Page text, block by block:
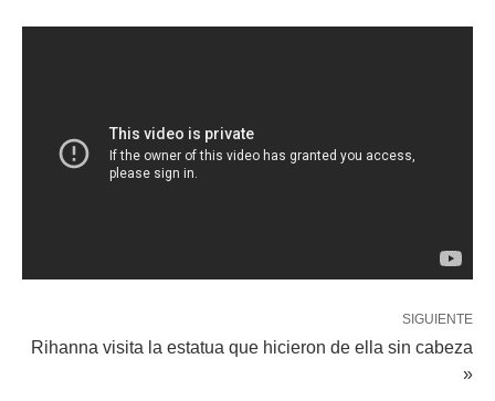
SIGUIENTE
Rihanna visita la estatua que hicieron de ella sin cabeza
»